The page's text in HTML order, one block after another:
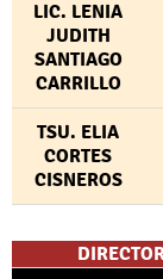
LIC. LENIA
JUDITH
SANTIAGO
CARRILLO
TSU. ELIA
CORTES
CISNEROS